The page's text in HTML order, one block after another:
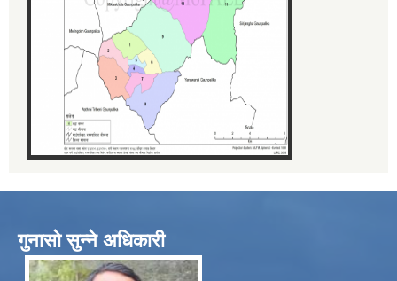
गुनासो सुन्ने अधिकारी